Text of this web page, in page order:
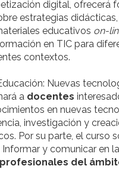
digital, ofrecerá
estrategias
educativos on-
en TIC para
contextos.
Nuevas
a docentes
en nuevas
investigación y
Por su parte, el curso
Informar y comunicar en
profesionales del